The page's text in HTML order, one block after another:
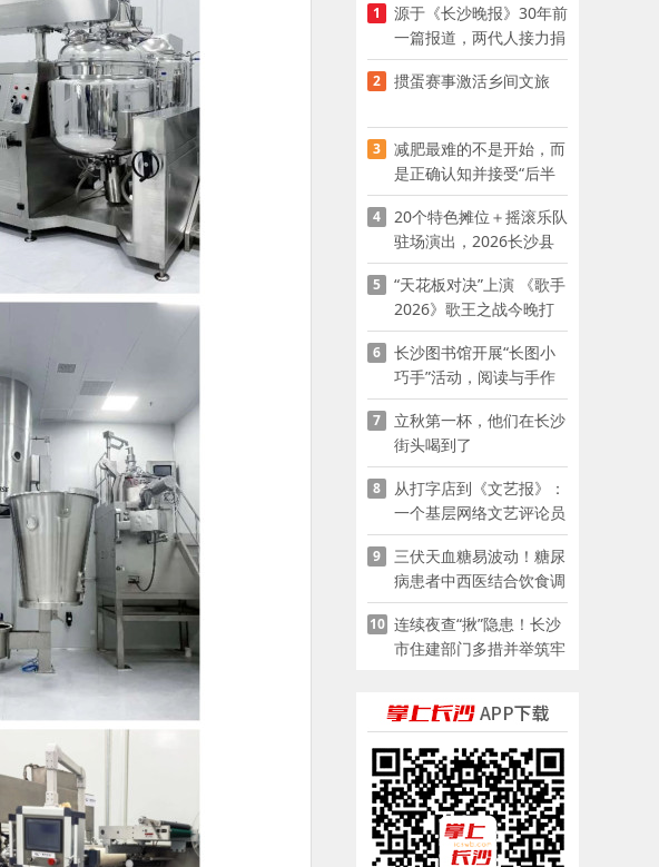
1
源于《长沙晚报》30年前
一篇报道，两代人接力捐
资助学
2 掼蛋赛事激活乡间文旅
3
减肥最难的不是开始，而
是正确认知并接受“后半
程”
4
20个特色摊位＋摇滚乐队
驻场演出，2026长沙县
夜市嘉年华启幕
5
“天花板对决”上演 《歌手
2026》歌王之战今晚打
响
6
长沙图书馆开展“长图小
巧手”活动，阅读与手作
赋能少儿暑期成长
7
立秋第一杯，他们在长沙
街头喝到了
8
从打字店到《文艺报》：
一个基层网络文艺评论员
的突围
9
三伏天血糖易波动！糖尿
病患者中西医结合饮食调
养指南
10 连续夜查“揪”隐患！长沙
市住建部门多措并举筑牢